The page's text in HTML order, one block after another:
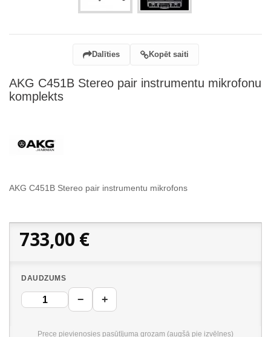
Dalīties Kopēt saiti
AKG C451B Stereo pair instrumentu mikrofonu
komplekts
AKG C451B Stereo pair instrumentu mikrofons
733,00 €
DAUDZUMS
− +
Prece pievienosies pasūtījuma grozam (augšā pie izvēlnes)